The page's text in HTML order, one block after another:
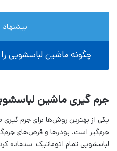
پیشنهاد
چگونه ماشین لباسشویی
جرم گیری ماشین
یکی از بهترین روش‌ها برای جرم گیری
جرم‌گیر است. پودرها و قرص‌های
لباسشویی تمام اتوماتیک استفاده